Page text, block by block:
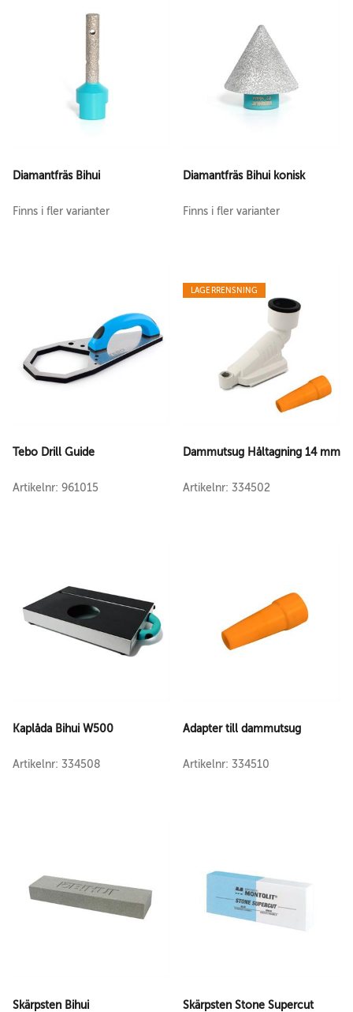
Diamantfräs Bihui
Finns i fler varianter
Diamantfräs Bihui konisk
Finns i fler varianter
Tebo Drill Guide
Artikelnr: 961015
LAGERRENSNING
Dammutsug Håltagning 14 mm
Artikelnr: 334502
Kaplåda Bihui W500
Artikelnr: 334508
Adapter till dammutsug
Artikelnr: 334510
Skärpsten Bihui Skärpsten Stone Supercut